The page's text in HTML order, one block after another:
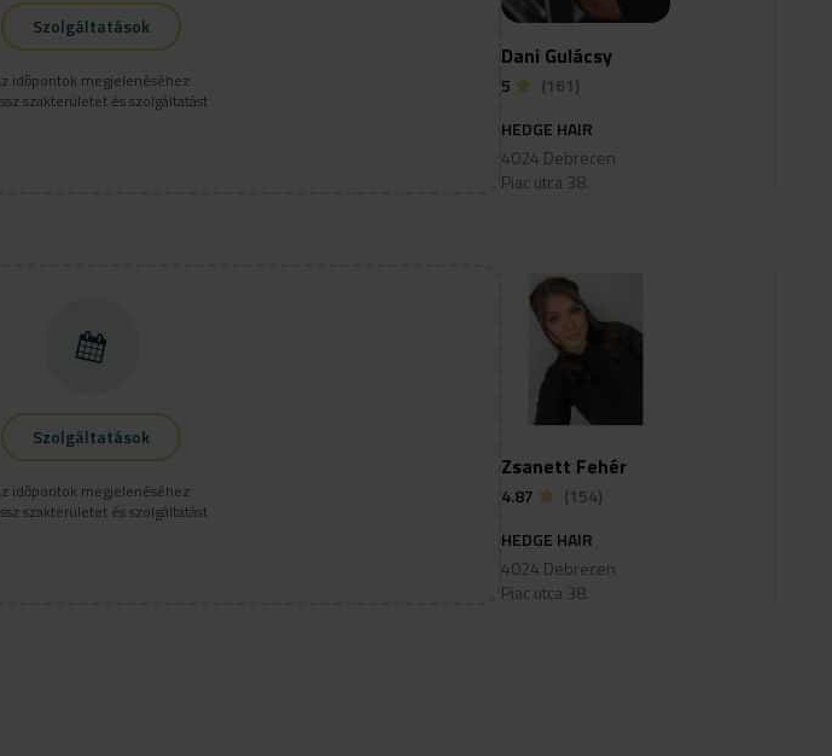
Szolgáltatások
időpontok megjelenéséhez
szakterületet és szolgáltatást
Dani Gulácsy
5
(161)
HEDGE HAIR
4024 Debrecen
Piac utca 38.
Szolgáltatások
időpontok megjelenéséhez
szakterületet és szolgáltatást
Zsanett Fehér
4.87
(154)
HEDGE HAIR
4024 Debrecen
Piac utca 38.